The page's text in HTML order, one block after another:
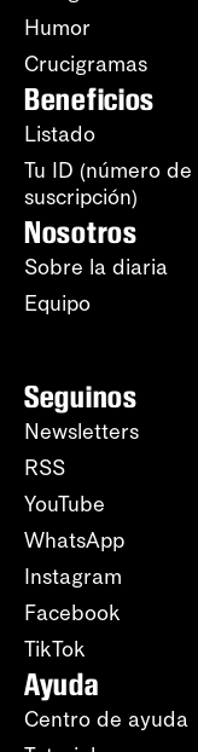
Humor
Crucigramas
Beneficios
Listado
Tu ID (número de
suscripción)
Nosotros
Sobre la diaria
Equipo
Seguinos
Newsletters
RSS
YouTube
WhatsApp
Instagram
Facebook
TikTok
Ayuda
Centro de ayuda